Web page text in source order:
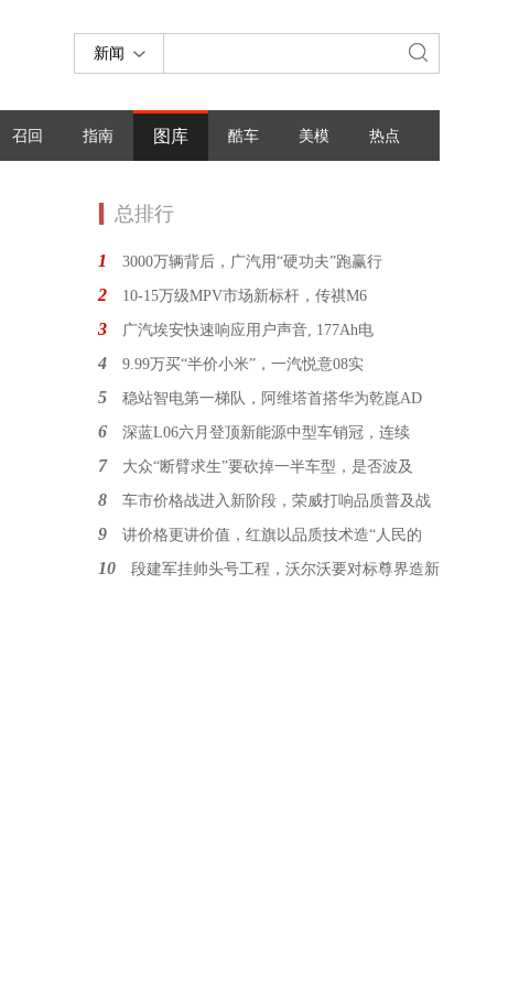
新闻
召回 指南 图库 酷车 美模 热点
总排行
1 3000万辆背后，广汽用“硬功夫”跑赢行
2 10-15万级MPV市场新标杆，传祺M6
3 广汽埃安快速响应用户声音, 177Ah电
4 9.99万买“半价小米”，一汽悦意08实
5 稳站智电第一梯队，阿维塔首搭华为乾崑AD
6 深蓝L06六月登顶新能源中型车销冠，连续
7 大众“断臂求生”要砍掉一半车型，是否波及
8 车市价格战进入新阶段，荣威打响品质普及战
9 讲价格更讲价值，红旗以品质技术造“人民的
10 段建军挂帅头号工程，沃尔沃要对标尊界造新